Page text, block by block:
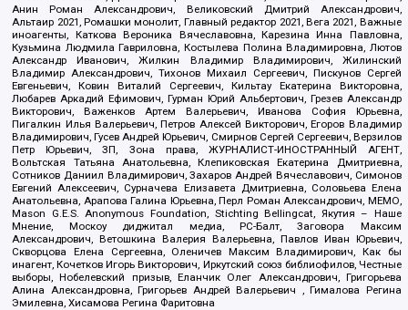
Анин Роман Александрович, Великовский Дмитрий Александрович,
Альтаир 2021, Ромашки монолит, Главный редактор 2021, Вега 2021, Важные
иноагенты, Каткова Вероника Вячеславовна, Карезина Инна Павловна,
Кузьмина Людмила Гавриловна, Костылева Полина Владимировна, Лютов
Александр Иванович, Жилкин Владимир Владимирович, Жилинский
Владимир Александрович, Тихонов Михаил Сергеевич, Пискунов Сергей
Евгеньевич, Ковин Виталий Сергеевич, Кильтау Екатерина Викторовна,
Любарев Аркадий Ефимович, Гурман Юрий Альбертович, Грезев Александр
Викторович, Важенков Артем Валерьевич, Иванова София Юрьевна,
Пигалкин Илья Валерьевич, Петров Алексей Викторович, Егоров Владимир
Владимирович, Гусев Андрей Юрьевич, Смирнов Сергей Сергеевич, Верзилов
Петр Юрьевич, ЗП, Зона права, ЖУРНАЛИСТ-ИНОСТРАННЫЙ АГЕНТ,
Вольтская Татьяна Анатольевна, Клепиковская Екатерина Дмитриевна,
Сотников Даниил Владимирович, Захаров Андрей Вячеславович, Симонов
Евгений Алексеевич, Сурначева Елизавета Дмитриевна, Соловьева Елена
Анатольевна, Арапова Галина Юрьевна, Перл Роман Александрович, МЕМО,
Mason G.E.S. Anonymous Foundation, Stichting Bellingcat, Якутия – Наше
Мнение, Москоу диджитал медиа, РС-Балт, Заговора Максим
Александрович, Ветошкина Валерия Валерьевна, Павлов Иван Юрьевич,
Скворцова Елена Сергеевна, Оленичев Максим Владимирович, Как бы
инагент, Кочетков Игорь Викторович, Иркутский союз библиофилов, Честные
выборы, Нобелевский призыв, Еланчик Олег Александрович, Григорьева
Алина Александровна, Григорьев Андрей Валерьевич , Гималова Регина
Эмилевна, Хисамова Регина Фаритовна